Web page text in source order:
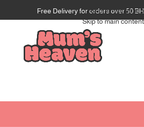
Skip to navigation
Skip to main content
Free Delivery for orders over 50